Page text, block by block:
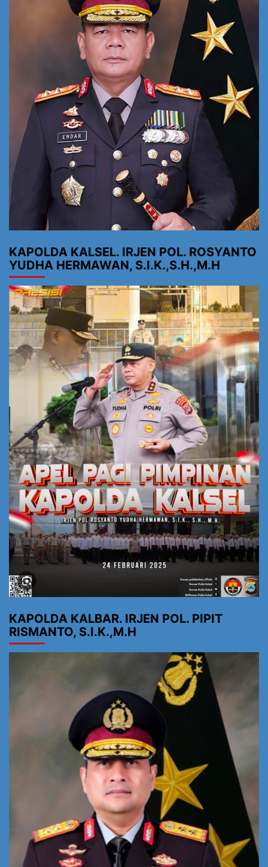
KAPOLDA KALSEL. IRJEN POL. ROSYANTO
YUDHA HERMAWAN, S.I.K.,S.H.,M.H
KAPOLDA KALBAR. IRJEN POL. PIPIT
RISMANTO, S.I.K.,M.H